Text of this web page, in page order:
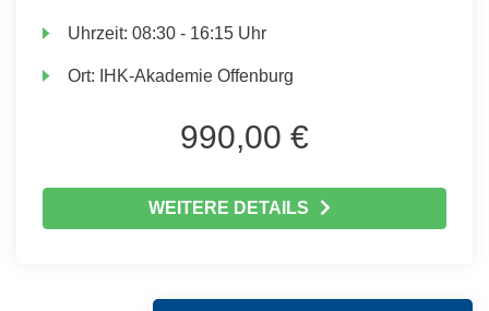
Uhrzeit:08:30 - 16:15 Uhr
Ort: IHK-Akademie Offenburg
990,00 €
WEITERE DETAILS